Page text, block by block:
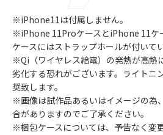
※iPhone11は付属しません。
※iPhone 11ProケースとiPhone 11ケ
ケースにはストラップホールが付いてい
※Qi（ワイヤレス給電）の発熱が高熱
劣化する恐れがございます。ライトニ
奨致します。
※画像は試作品あるいはイメージの為
合がありますのでご了承ください。
※梱包ケースについては、予告なく変